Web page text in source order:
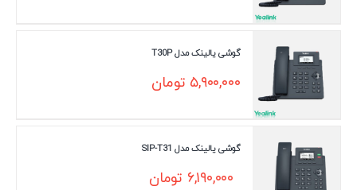
گوشی یالینک مدل T30P
۵,۹۰۰,۰۰۰ تومان
گوشی یالینک مدل SIP-T31
۶,۱۹۰,۰۰۰ تومان